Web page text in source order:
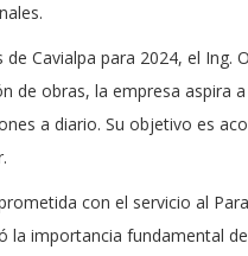
Cavialpa para 2024, el
de obras, la empresa
a diario. Su objetivo es
con el servicio al
la importancia fundamental